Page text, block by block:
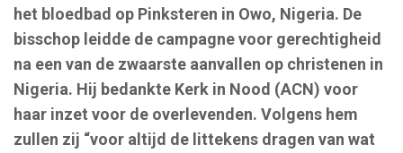
het bloedbad op Pinksteren in Owo, Nigeria. De
bisschop leidde de campagne voor gerechtigheid
na een van de zwaarste aanvallen op christenen in
Nigeria. Hij bedankte Kerk in Nood (ACN) voor
haar inzet voor de overlevenden. Volgens hem
zullen zij “voor altijd de littekens dragen van wat